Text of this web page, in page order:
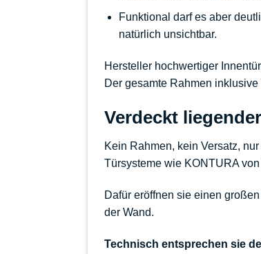
Funktional darf es aber
natürlich unsichtbar.
Hersteller hochwertiger
Der gesamte Rahmen
Verdeckt
Kein Rahmen, kein Versatz,
Türsysteme wie KONTURA
Dafür eröffnen sie einen
der Wand.
Technisch entsprechen sie